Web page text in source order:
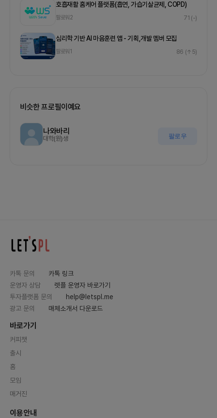
호흡재활 홈케어 플랫폼(흡연, 가습기살균제, COPD)
팔로워 2 71 (-)
심리학 기반 AI 마음훈련 앱 - 기획,개발 멤버 모집
팔로워 1 86 (↑5)
비슷한 프로필이예요
나와바리
대학(원)생 팔로우
카톡 문의
카톡 링크
운영자 상담
렛플 운영자 바로가기
투자플랫폼 문의
help@letspl.me
광고 문의
매체소개서 다운로드
바로가기
커피챗
출시
홈
모임
매거진
이용안내